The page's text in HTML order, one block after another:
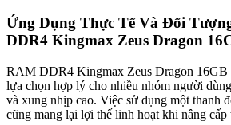
Ứng Dụng Thực Tế Và Đối
DDR4 Kingmax Zeus Dragon
RAM DDR4 Kingmax Zeus Dragon
lựa chọn hợp lý cho nhiều nhóm người
và xung nhịp cao. Việc sử dụng một thanh
cũng mang lại lợi thế linh hoạt khi nâng